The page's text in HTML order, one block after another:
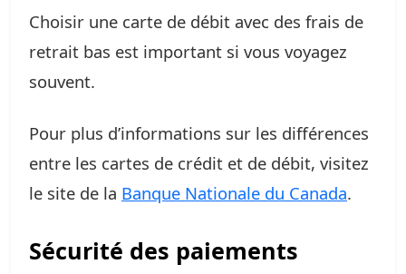
Choisir une carte de débit avec des frais de
retrait bas est important si vous voyagez
souvent.
Pour plus d’informations sur les différences
entre les cartes de crédit et de débit, visitez
le site de la Banque Nationale du Canada.
Sécurité des paiements